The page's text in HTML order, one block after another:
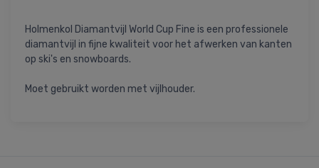
Holmenkol Diamantvijl World Cup Fine is een professionele
diamantvijl in fijne kwaliteit voor het afwerken van kanten
op ski's en snowboards.
Moet gebruikt worden met vijlhouder.